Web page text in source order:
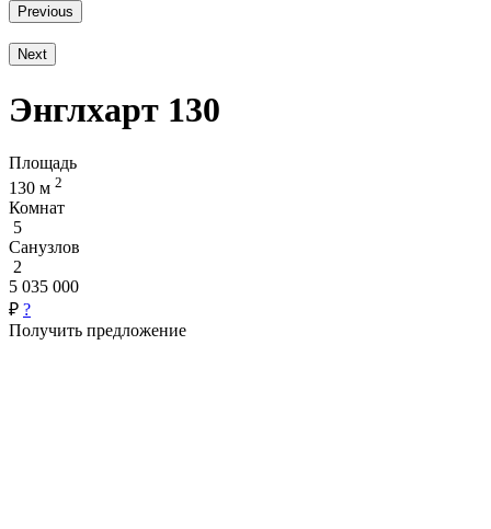
Previous
Next
Энглхарт 130
Площадь
130 м 2
Комнат
5
Санузлов
2
5 035 000
₽ ?
Получить предложение